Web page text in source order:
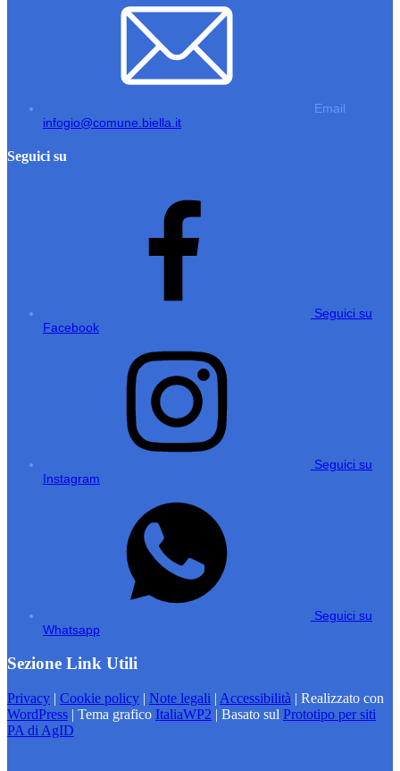
Email
infogio@comune.biella.it
Seguici su
Seguici su
Facebook
Seguici su
Instagram
Seguici su
Whatsapp
Sezione Link Utili
Privacy | Cookie policy | Note legali | Accessibilità | Realizzato con
WordPress | Tema grafico ItaliaWP2 | Basato sul Prototipo per siti
PA di AgID